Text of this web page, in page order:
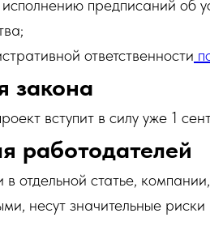
предписаний об
ответственности
закона
вступит в силу уже 1
работодателей
отдельной статье,
несут значительные риски